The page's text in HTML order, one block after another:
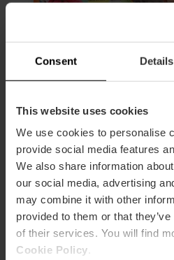
Consent Details
This website uses cookies
We use cookies to personalise
provide social media features
We also share information
our social media, advertising
may combine it with other
provided to them or that
of their services. You will find
Cookie Policy
Valencia
4.6 - 24
Dauer: 2h 30m
Eintritt zu 3 Fallas
Von19,00 €